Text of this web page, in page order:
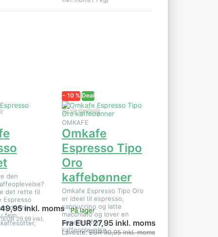
Vurdering.
Der er endnu ingen anmeldelser af dette produkt.
den
det rette til
Espresso
denne
fem
inkl. moms
29,99 inkl.
− 10 % Deal
Der er endnu ingen anmeldelser af
OMKAFE
Omkafe
Espresso Tipo
Oro
kaffebønner
Omkafe Espresso Tipo Oro
er ideel til espresso,
cappuccino og latte
macchiato og lover en
uovertruffen
kaffeoplevelse.
På lager
Fra EUR 27,95 inkl. moms
Laveste:EUR 30,95 inkl. moms